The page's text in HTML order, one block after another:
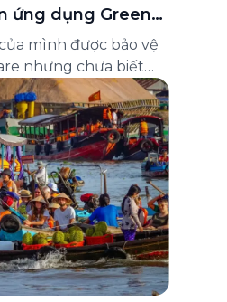
ứng dụng Green
mình được bảo vệ
nhưng chưa biết
dưới đây sẽ hướng
(và hủy tham gia)
trên ứng dụng Green
quan trọng trước khi